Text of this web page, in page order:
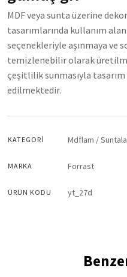
MDF veya sunta üzerine
tasarımlarında kullanım
seçenekleriyle aşınmaya ve
temizlenebilir olarak
çeşitlilik sunmasıyla tasarım
edilmektedir.
KATEGORI Mdflam /
MARKA Forrast
ÜRÜN KODU yt_27d